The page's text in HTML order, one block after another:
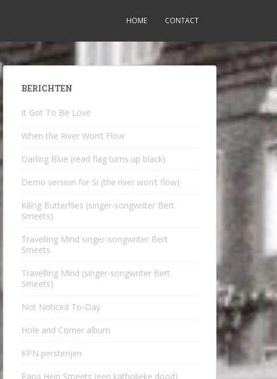
HOME CONTACT
BERICHTEN
It Got To Be Love
When the River Won’t Flow
Darling Blue (read flag turns up black)
Demo version for Si (the river won’t flow)
Kiling Butterflies (singer-songwriter Bert
Smeets)
Travelling Mind singer-songwriter Bert
Smeets
Travelling Mind (singer-songwriter Bert
Smeets)
Not Noticed To-Day
Hole and Corner album
KPN persterijen
Papa Hein Smeets (een katholieke dood)